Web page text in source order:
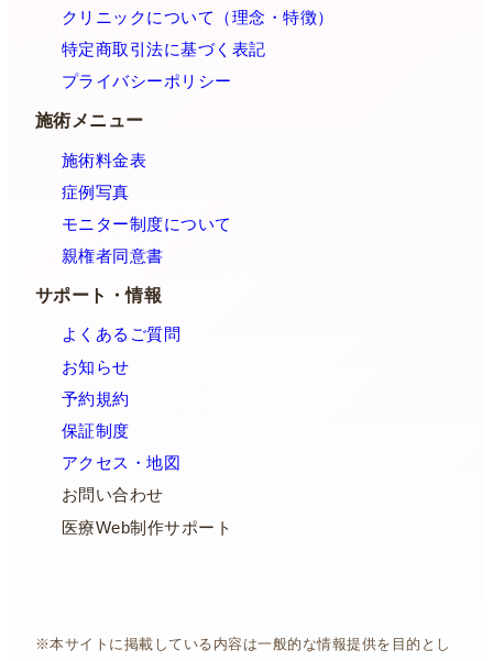
クリニックについて（理念・特徴）
特定商取引法に基づく表記
プライバシーポリシー
施術メニュー
施術料金表
症例写真
モニター制度について
親権者同意書
サポート・情報
よくあるご質問
お知らせ
予約規約
保証制度
アクセス・地図
お問い合わせ
医療Web制作サポート
※本サイトに掲載している内容は一般的な情報提供を目的とし